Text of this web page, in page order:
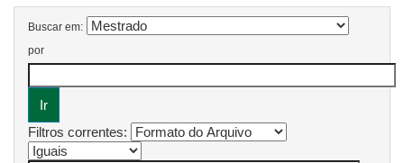
Buscar em:
por
Filtros correntes: